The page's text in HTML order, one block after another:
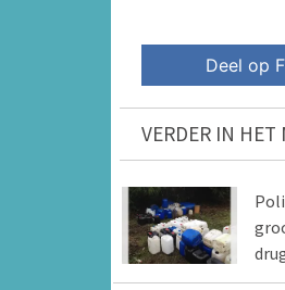
Deel op
VERDER IN HET